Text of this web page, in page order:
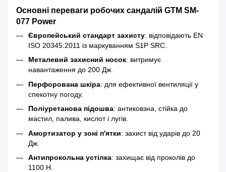
Основні переваги робочих сандалій GTM SM-
077 Power
Європейський стандарт захисту: відповідають EN
ISO 20345:2011 із маркуванням S1P SRC.
Металевий захисний носок: витримує
навантаження до 200 Дж.
Перфорована шкіра: для ефективної вентиляції у
спекотну погоду.
Поліуретанова підошва: антиковзна, стійка до
мастил, палива, кислот і лугів.
Амортизатор у зоні п'ятки: захист від ударів до 20
Дж.
Антипрокольна устілка: захищає від проколів до
1100 Н.